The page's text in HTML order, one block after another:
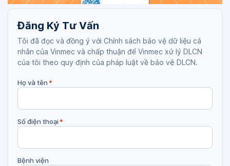
Đăng Ký Tư Vấn
Tôi đã đọc và đồng ý với Chính sách bảo vệ dữ liệu cá
nhân của Vinmec và chấp thuận để Vinmec xử lý DLCN
của tôi theo quy định của pháp luật về bảo vệ DLCN.
Họ và tên*
Số điện thoại*
Bệnh viện